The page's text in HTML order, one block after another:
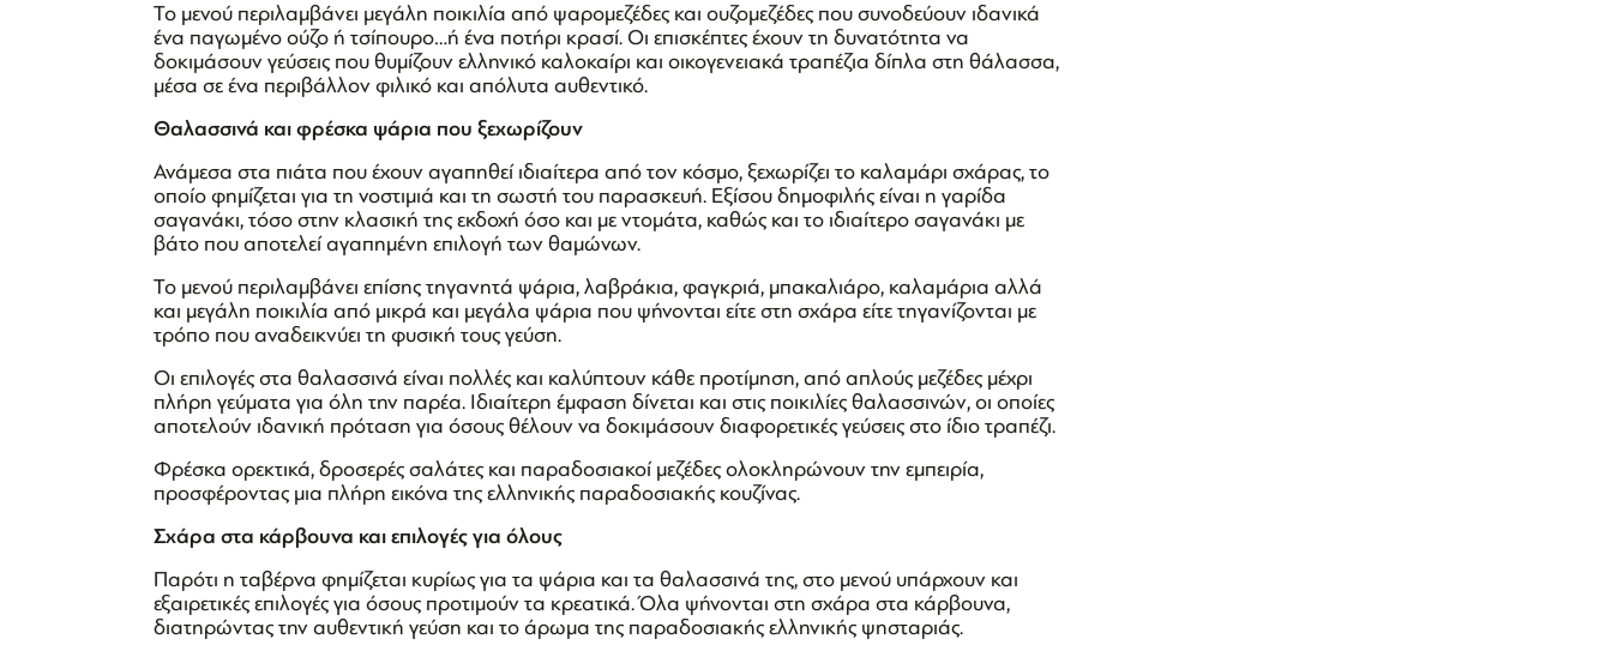
Το μενού περιλαμβάνει μεγάλη ποικιλία από ψαρομεζέδες και ουζομεζέδες που συνοδεύουν ιδανικά
ένα παγωμένο ούζο ή τσίπουρο…ή ένα ποτήρι κρασί. Οι επισκέπτες έχουν τη δυνατότητα να
δοκιμάσουν γεύσεις που θυμίζουν ελληνικό καλοκαίρι και οικογενειακά τραπέζια δίπλα στη θάλασσα,
μέσα σε ένα περιβάλλον φιλικό και απόλυτα αυθεντικό.
Θαλασσινά και φρέσκα ψάρια που ξεχωρίζουν
Ανάμεσα στα πιάτα που έχουν αγαπηθεί ιδιαίτερα από τον κόσμο, ξεχωρίζει το καλαμάρι σχάρας, το
οποίο φημίζεται για τη νοστιμιά και τη σωστή του παρασκευή. Εξίσου δημοφιλής είναι η γαρίδα
σαγανάκι, τόσο στην κλασική της εκδοχή όσο και με ντομάτα, καθώς και το ιδιαίτερο σαγανάκι με
βάτο που αποτελεί αγαπημένη επιλογή των θαμώνων.
Το μενού περιλαμβάνει επίσης τηγανητά ψάρια, λαβράκια, φαγκριά, μπακαλιάρο, καλαμάρια αλλά
και μεγάλη ποικιλία από μικρά και μεγάλα ψάρια που ψήνονται είτε στη σχάρα είτε τηγανίζονται με
τρόπο που αναδεικνύει τη φυσική τους γεύση.
Οι επιλογές στα θαλασσινά είναι πολλές και καλύπτουν κάθε προτίμηση, από απλούς μεζέδες μέχρι
πλήρη γεύματα για όλη την παρέα. Ιδιαίτερη έμφαση δίνεται και στις ποικιλίες θαλασσινών, οι οποίες
αποτελούν ιδανική πρόταση για όσους θέλουν να δοκιμάσουν διαφορετικές γεύσεις στο ίδιο τραπέζι.
Φρέσκα ορεκτικά, δροσερές σαλάτες και παραδοσιακοί μεζέδες ολοκληρώνουν την εμπειρία,
προσφέροντας μια πλήρη εικόνα της ελληνικής παραδοσιακής κουζίνας.
Σχάρα στα κάρβουνα και επιλογές για όλους
Παρότι η ταβέρνα φημίζεται κυρίως για τα ψάρια και τα θαλασσινά της, στο μενού υπάρχουν και
εξαιρετικές επιλογές για όσους προτιμούν τα κρεατικά. Όλα ψήνονται στη σχάρα στα κάρβουνα,
διατηρώντας την αυθεντική γεύση και το άρωμα της παραδοσιακής ελληνικής ψησταριάς.